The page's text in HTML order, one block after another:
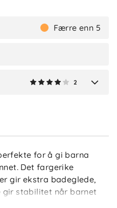
Færre enn 5
2
for å gi barna
Det fargerike
gir ekstra badeglede,
stabilitet når barnet
ved stranden. De er